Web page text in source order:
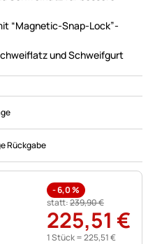
“Magnetic-Snap-Lock”-
und Schweifgurt
Rückgabe
-6,0%
statt:239,90€
225,51 €
1 Stück =225,51€